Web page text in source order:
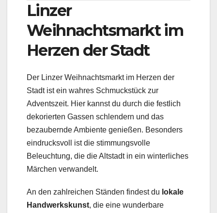
Linzer
Weihnachtsmarkt im
Herzen der Stadt
Der Linzer Weihnachtsmarkt im Herzen der
Stadt ist ein wahres Schmuckstück zur
Adventszeit. Hier kannst du durch die festlich
dekorierten Gassen schlendern und das
bezaubernde Ambiente genießen. Besonders
eindrucksvoll ist die stimmungsvolle
Beleuchtung, die die Altstadt in ein winterliches
Märchen verwandelt.
An den zahlreichen Ständen findest du lokale
Handwerkskunst, die eine wunderbare